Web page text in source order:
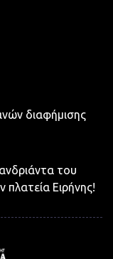
διαφήμισης
του
Ειρήνης!